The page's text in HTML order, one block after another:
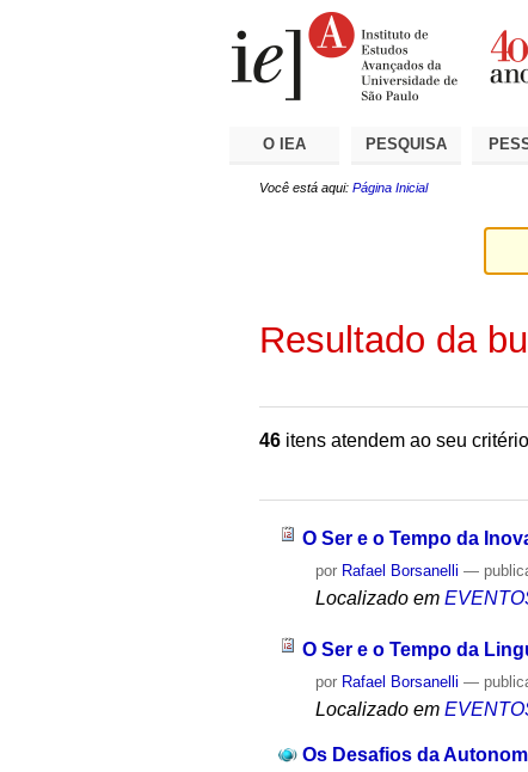
O IEA PESQUISA
Você está aqui: Página Inicial
Resultado da
46 itens atendem ao seu
O Ser e o Tempo da
por Rafael Borsanelli —
Localizado em
O Ser e o Tempo da
por Rafael Borsanelli —
Localizado em
Os Desafios da